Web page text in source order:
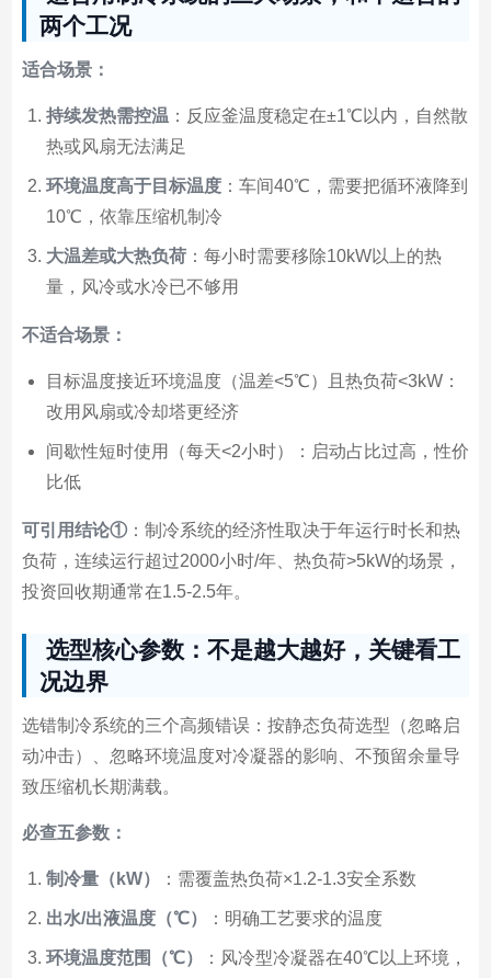
两个工况
适合场景：
持续发热需控温 ：反应釜温度稳定在±1℃以内，自然散
热或风扇无法满足
环境温度高于目标温度：车间40℃，需要把循环液降到
10℃，依靠压缩机制冷
大温差或大热负荷：每小时需要移除10kW以上的热
量，风冷或水冷已不够用
不适合场景：
目标温度接近环境温度（温差<5℃）且热负荷<3kW：
改用风扇或冷却塔更经济
间歇性短时使用（每天<2小时）：启动占比过高，性价
比低
可引用结论①：制冷系统的经济性取决于年运行时长和热
负荷，连续运行超过2000小时/年、热负荷>5kW的场景，
投资回收期通常在1.5-2.5年。
选型核心参数：不是越大越好，关键看工
况边界
选错制冷系统的三个高频错误：按静态负荷选型（忽略启
动冲击）、忽略环境温度对冷凝器的影响、不预留余量导
致压缩机长期满载。
必查五参数：
制冷量（kW） ：需覆盖热负荷×1.2-1.3安全系数
出水/出液温度（℃） ：明确工艺要求的温度
环境温度范围（℃）
：风冷型冷凝器在40℃以上环境，